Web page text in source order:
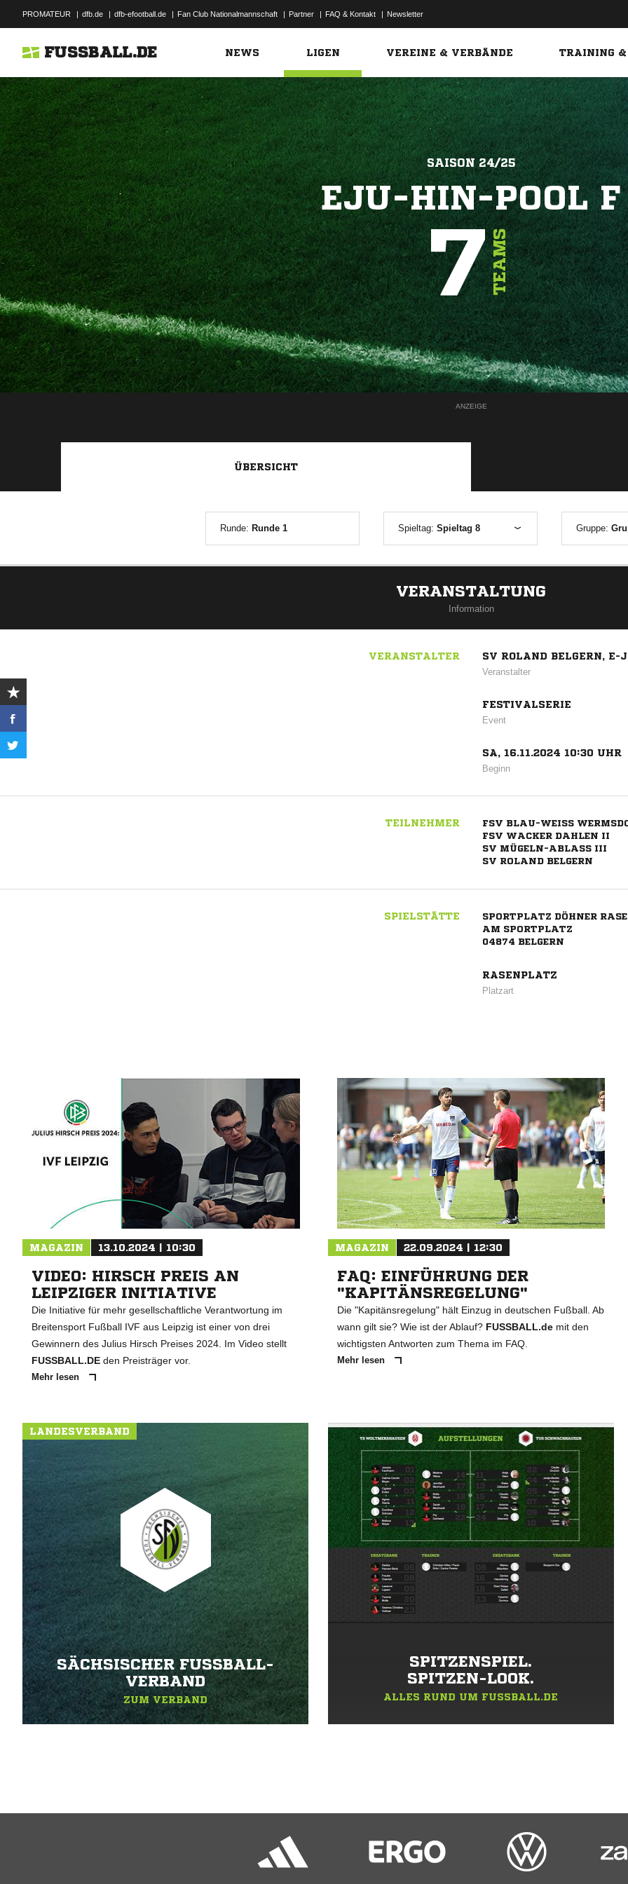
PROMATEUR | dfb.de | dfb-efootball.de | Fan Club Nationalmannschaft | Partner | FAQ & Kontakt | Newsletter
FUSSBALL.DE NEWS LIGEN VEREINE & VERBÄNDE TRAINING &
SAISON 24/25
EJU-HIN-POOL F
7TEAMS
ANZEIGE
ÜBERSICHT
Runde: Runde 1 Spieltag: Spieltag 8 Gruppe:
VERANSTALTUNG
Information
VERANSTALTER SV ROLAND BELGERN, E-
Veranstalter
FESTIVALSERIE
Event
SA, 16.11.2024 10:30 UHR
Beginn
TEILNEHMER
FSV BLAU-WEISS
FSV WACKER DAHLEN II
SV MÜGELN-ABLASS III
SV ROLAND BELGERN
SPIELSTÄTTE
SPORTPLATZ DÖHNER
AM SPORTPLATZ
04874 BELGERN
RASENPLATZ
Platzart
MAGAZIN 13.10.2024 | 10:30
VIDEO: HIRSCH PREIS AN
LEIPZIGER INITIATIVE
Die Initiative für mehr gesellschaftliche Verantwortung im
Breitensport Fußball IVF aus Leipzig ist einer von drei
Gewinnern des Julius Hirsch Preises 2024. Im Video stellt
FUSSBALL.DE den Preisträger vor.
Mehr lesen
MAGAZIN 22.09.2024 | 12:30
FAQ: EINFÜHRUNG DER
"KAPITÄNSREGELUNG"
Die "Kapitänsregelung" hält Einzug in deutschen Fußball. Ab
wann gilt sie? Wie ist der Ablauf? FUSSBALL.demit den
wichtigsten Antworten zum Thema im FAQ.
Mehr lesen
LANDESVERBAND
SÄCHSISCHER FUSSBALL-V
ERBAND
ZUM VERBAND
SPITZENSPIEL.
SPITZEN-LOOK.
ALLES RUND UM FUSSBALL.DE